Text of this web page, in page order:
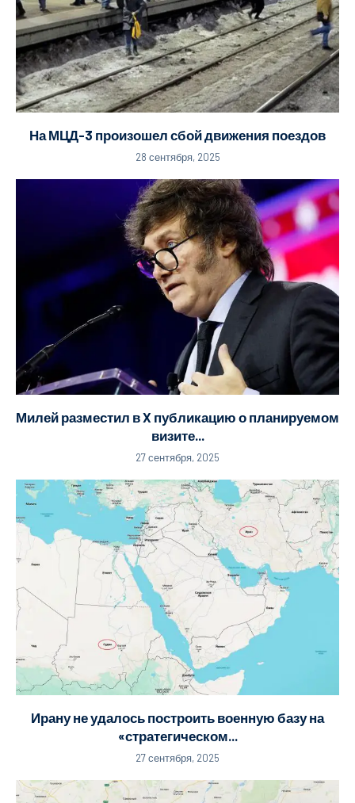
На МЦД-3 произошел сбой движения поездов
28 сентября, 2025
Милей разместил в X публикацию о планируемом
визите...
27 сентября, 2025
Ирану не удалось построить военную базу на
«стратегическом...
27 сентября, 2025